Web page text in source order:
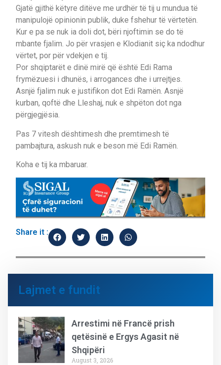
Gjatë gjithë këtyre ditëve me urdhër të tij u mundua të
manipulojë opinionin publik, duke fshehur të vërtetën.
Kur e pa se nuk ia doli dot, bëri njoftimin se do të
mbante fjalim. Jo për vrasjen e Klodianit siç ka ndodhur
vërtet, por për vdekjen e tij.
Por shqiptarët e dinë mirë që është Edi Rama
frymëzuesi i dhunës, i arrogances dhe i urrejtjes.
Asnjë fjalim nuk e justifikon dot Edi Ramën. Asnjë
kurban, qoftë dhe Lleshaj, nuk e shpëton dot nga
përgjegjësia.
Pas 7 vitesh dështimesh dhe premtimesh të
pambajtura, askush nuk e beson më Edi Ramën.
Koha e tij ka mbaruar.
Share it :
Lajmet e fundit
Arrestimi në Francë prish
qetësinë e Ergys Agasit në
Shqipëri
August 3, 2026